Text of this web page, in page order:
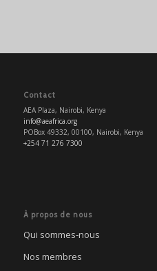
Contact
AEA Plaza, Nairobi, Kenya
info@aeafrica.org
POBox 49332, 00100, Nairobi, Kenya
+254 71 276 7300
À propos de nous
Qui sommes-nous
Nos membres